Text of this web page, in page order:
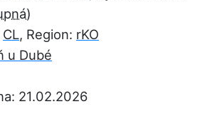
CL, Region: rKO
u Dubé
21.02.2026